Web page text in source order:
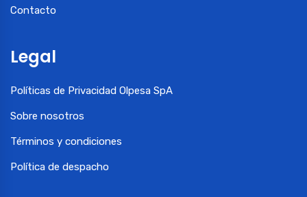
Contacto
Legal
Políticas de Privacidad Olpesa SpA
Sobre nosotros
Términos y condiciones
Política de despacho